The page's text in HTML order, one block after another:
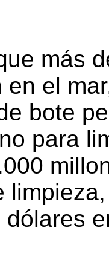
más
en el
bote
para
dólares